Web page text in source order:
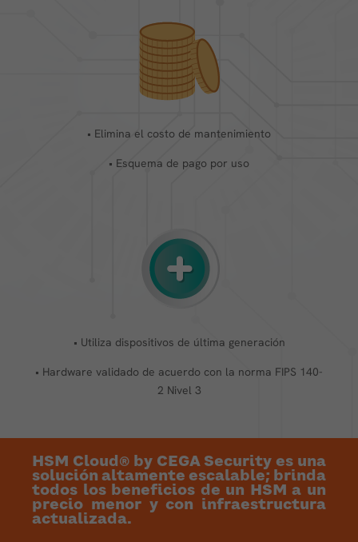
• Elimina el costo de mantenimiento
• Esquema de pago por uso
• Utiliza dispositivos de última generación
• Hardware validado de acuerdo con la norma FIPS 140-
2 Nivel 3
HSM Cloud® by CEGA Security es una
solución altamente escalable; brinda
todos los beneficios de un HSM a un
precio menor y con infraestructura
actualizada.